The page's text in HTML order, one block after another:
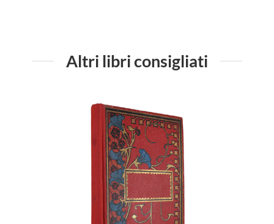
Altri libri consigliati